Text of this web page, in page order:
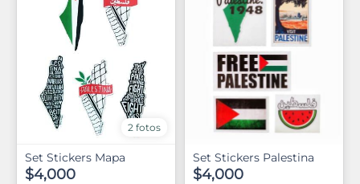
2 fotos
Set Stickers Mapa
$4,000
Set Stickers Palestina
$4,000